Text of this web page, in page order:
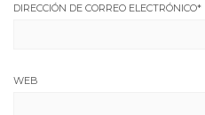
DIRECCIÓN DE CORREO ELECTRÓNICO*
WEB